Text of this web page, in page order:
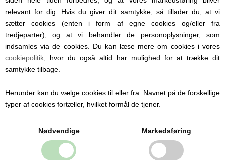
relevant for dig. Hvis du giver dit samtykke, så tillader du, at vi
sætter cookies (enten i form af egne cookies og/eller fra
tredjeparter), og at vi behandler de personoplysninger, som
indsamles via de cookies. Du kan læse mere om cookies i vores
cookiepolitik , hvor du også altid har mulighed for at trække dit
samtykke tilbage.
Herunder kan du vælge cookies til eller fra. Navnet på de forskellige
typer af cookies fortæller, hvilket formål de tjener.
Nødvendige Markedsføring
dåbsgaver og navngivningsgaver, der
kombinerer det søde, praktiske og
personlige. Her kan du finde gaver til både
små babyer og lidt større børn, og mange af
gaveidéerne kan bruges i hverdagen,
samtidig med at de har en personlig
betydning. Leder du efter en dåbsgave med
kan gemmes som minde, finder du flere
oplagte muligheder her.